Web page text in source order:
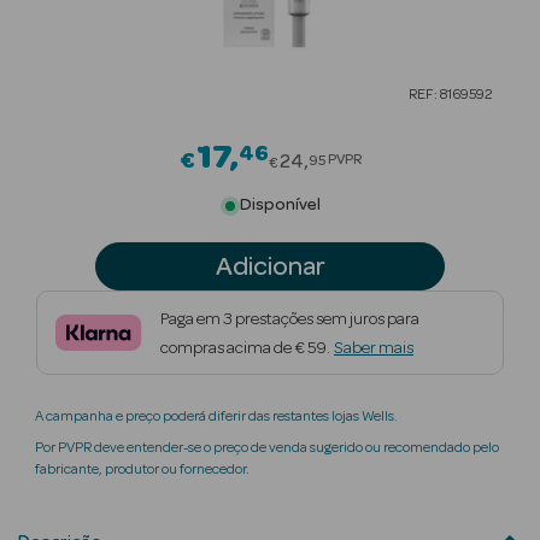
Beauty Season
Beauty Season
Maquilhagem
Beauty Season
Perfumes
REF: 8169592
€17 46Price reduced from
€24 95 PVPR
Disponível
Adicionar
Paga em 3 prestações sem juros para
compras acima de € 59. Saber mais
A campanha e preço poderá diferir das restantes lojas Wells.
Por PVPR deve entender-se o preço de venda sugerido ou recomendado pelo
fabricante, produtor ou fornecedor.